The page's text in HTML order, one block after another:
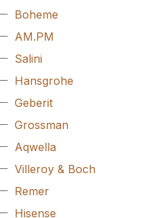
Boheme
AM.PM
Salini
Hansgrohe
Geberit
Grossman
Aqwella
Villeroy & Boch
Remer
Hisense